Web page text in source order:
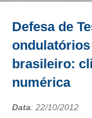
Defesa de
brasileiro:
numérica
Data: 22/10/2012